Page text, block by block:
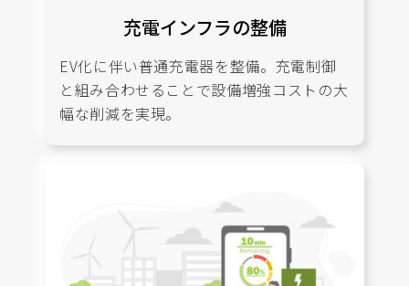
充電インフラの整備
EV化に伴い普通充電器を整備。充電制御
と組み合わせることで設備増強コストの大
幅な削減を実現。